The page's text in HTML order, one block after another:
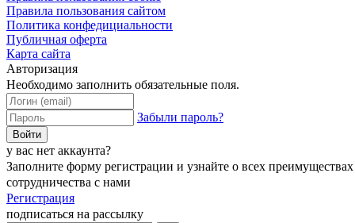
Правила пользования сайтом
Политика конфедициальности
Публичная оферта
Карта сайта
Авторизация
Необходимо заполнить обязательные поля.
Забыли пароль?
Войти
у вас нет аккаунта?
Заполните форму регистрации и узнайте о всех преимуществах
сотрудничества с нами
Регистрация
подписаться на рассылку